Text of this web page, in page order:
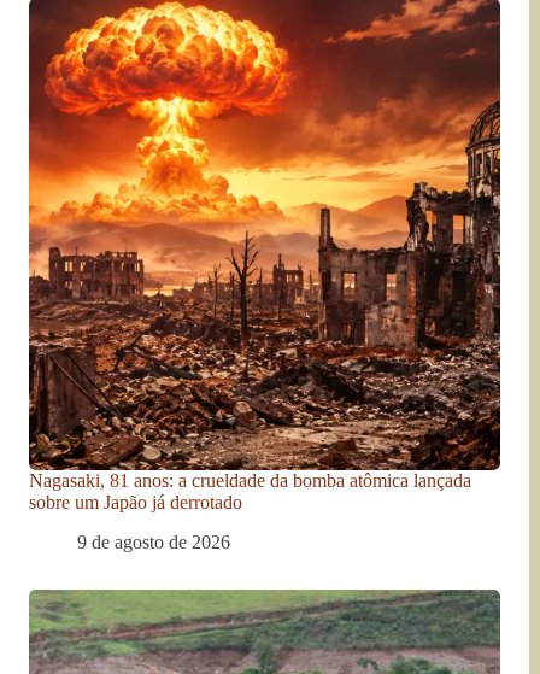
Nagasaki, 81 anos: a crueldade da bomba atômica lançada
sobre um Japão já derrotado
9 de agosto de 2026